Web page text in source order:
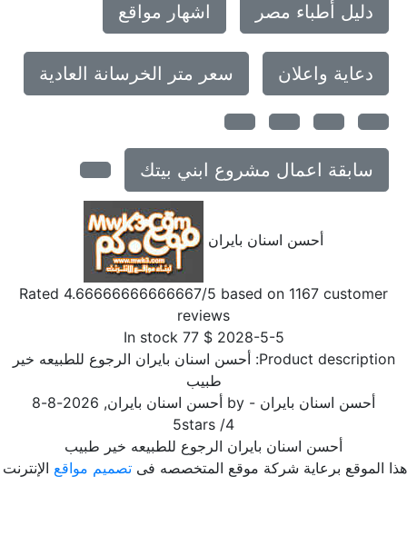
دليل أطباء مصر اشهار مواقع
دعاية واعلان سعر متر الخرسانة العادية
سابقة اعمال مشروع ابني بيتك
أحسن اسنان بايران
Rated4.66666666666667 /5 based on1167customer
reviews
2028-5-5
$
77
In stock
Product أحسن اسنان بايران الرجوع للطبيعه خير
طبيب
أحسن اسنان بايران - by أحسن اسنان بايران ,
2026-8-8
/
5stars
أحسن اسنان بايران الرجوع للطبيعه خير طبيب
الموقع برعاية شركة موقع المتخصصه فىتصميم مواقعالإنترنت